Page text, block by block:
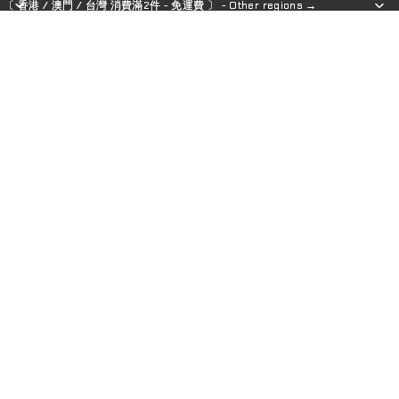
〔 香港 / 澳門 / 台灣 消費滿2件 - 免運費 〕 - Other regions →
〔 香港 / 澳門 / 台灣 消費滿2件 - 免運費 〕 - Other regions →